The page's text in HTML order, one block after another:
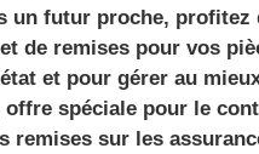
un futur proche, profitez
de remises pour vos
et pour gérer au
spéciale pour le
remises sur les